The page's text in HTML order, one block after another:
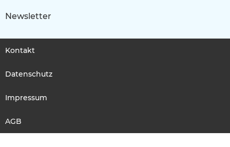
Newsletter
Kontakt
Datenschutz
Impressum
AGB